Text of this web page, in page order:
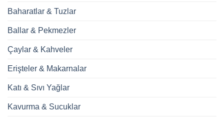
Baharatlar & Tuzlar
Ballar & Pekmezler
Çaylar & Kahveler
Erişteler & Makarnalar
Katı & Sıvı Yağlar
Kavurma & Sucuklar